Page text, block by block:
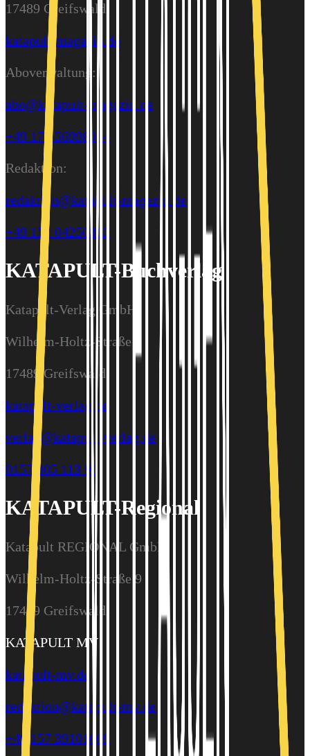
17489 Greifswald
katapult-magazin.de
Aboverwaltung:
abo@katapult-magazin.de
+49 176 56998944
Redaktion:
redaktion@katapult-magazin.de
+49 152 04256363
KATAPULT-Buchverlag
Katapult-Verlag GmbH
Wilhelm-Holtz-Straße 9
17489 Greifswald
katapult-verlag.de
verlag@katapult-verlag.de
0157 805 113 95
KATAPULT-Regional
Katapult REGIONAL GmbH
Wilhelm-Holtz-Straße 9
17489 Greifswald
KATAPULT MV
katapult-mv.de
redaktion@katapult-mv.de
+49 157 39101609